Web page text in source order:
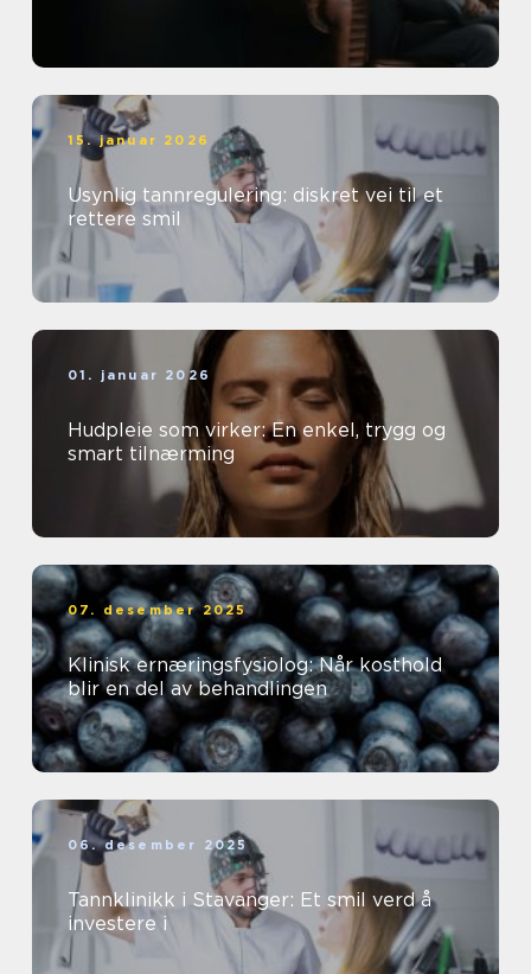
15. januar 2026
Usynlig tannregulering: diskret vei til et
rettere smil
01. januar 2026
Hudpleie som virker: En enkel, trygg og
smart tilnærming
07. desember 2025
Klinisk ernæringsfysiolog: Når kosthold
blir en del av behandlingen
06. desember 2025
Tannklinikk i Stavanger: Et smil verd å
investere i